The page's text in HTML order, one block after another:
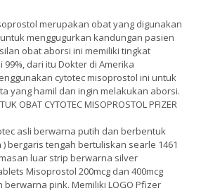
merupakan obat yang digunakan
menggugurkan kandungan pasien
obat aborsi ini memiliki tingkat
dari itu Dokter di Amerika
cytotec misoprostol ini untuk
yang hamil dan ingin melakukan aborsi.
OBAT CYTOTEC MISOPROSTOL PFIZER
asli berwarna putih dan berbentuk
bergaris tengah bertuliskan searle 1461
luar strip berwarna silver
Misoprostol 200mcg dan 400mcg
pink. Memiliki LOGO Pfizer